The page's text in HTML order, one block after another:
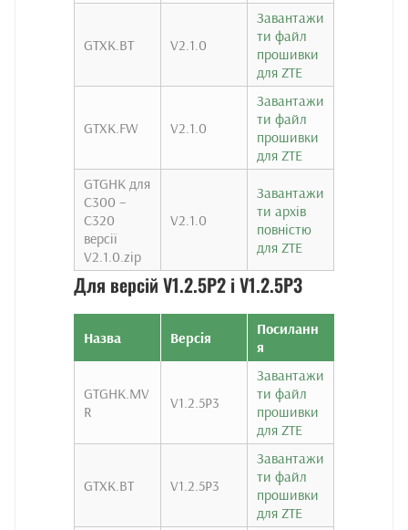
GTXK.BT V2.1.0
Завантажи
ти файл
прошивки
для ZTE
GTXK.FW V2.1.0
Завантажи
ти файл
прошивки
для ZTE
GTGHK для
C300 –
C320
версії
V2.1.0.zip
V2.1.0
Завантажи
ти архів
повністю
для ZTE
Для версій V1.2.5P2 і V1.2.5P3
Назва Версія
Посиланн
я
GTGHK.MV
R
V1.2.5P3
Завантажи
ти файл
прошивки
для ZTE
GTXK.BT V1.2.5P3
Завантажи
ти файл
прошивки
для ZTE